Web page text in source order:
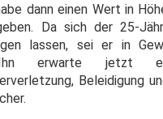
dann einen Wert in
Da sich der 25-
lassen, sei er in
erwarte jetzt
Beleidigung